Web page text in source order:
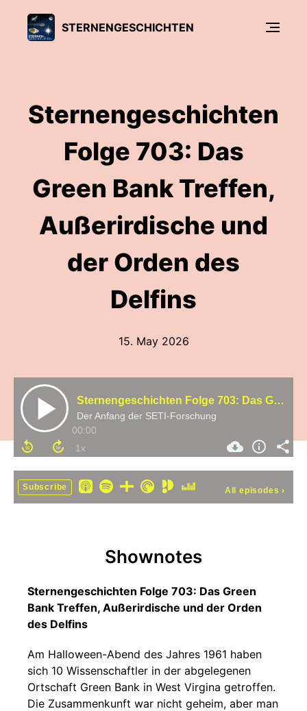
STERNENGESCHICHTEN
Sternengeschichten
Folge 703: Das
Green Bank Treffen,
Außerirdische und
der Orden des
Delfins
15. May 2026
Sternengeschichten Folge 703: Das Green Bank Treffen, Außerirdische und der Orden des Delfins
Der Anfang der SETI-Forschung
00:00
Subscribe All episodes ›
Shownotes
Sternengeschichten Folge 703: Das Green
Bank Treffen, Außerirdische und der Orden
des Delfins
Am Halloween-Abend des Jahres 1961 haben
sich 10 Wissenschaftler in der abgelegenen
Ortschaft Green Bank in West Virgina getroffen.
Die Zusammenkunft war nicht geheim, aber man